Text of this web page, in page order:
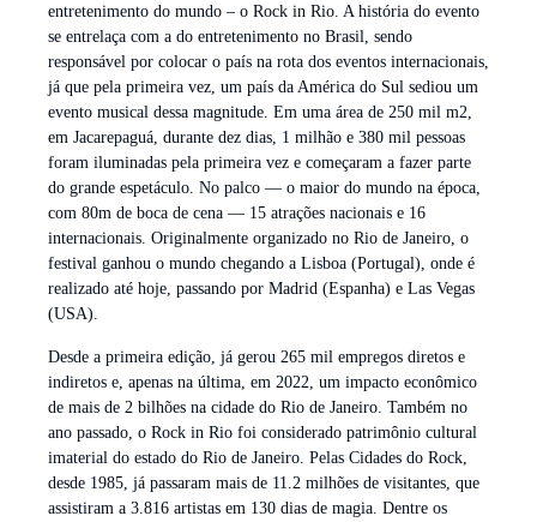
entretenimento do mundo – o Rock in Rio. A história do evento
se entrelaça com a do entretenimento no Brasil, sendo
responsável por colocar o país na rota dos eventos internacionais,
já que pela primeira vez, um país da América do Sul sediou um
evento musical dessa magnitude. Em uma área de 250 mil m2,
em Jacarepaguá, durante dez dias, 1 milhão e 380 mil pessoas
foram iluminadas pela primeira vez e começaram a fazer parte
do grande espetáculo. No palco — o maior do mundo na época,
com 80m de boca de cena — 15 atrações nacionais e 16
internacionais. Originalmente organizado no Rio de Janeiro, o
festival ganhou o mundo chegando a Lisboa (Portugal), onde é
realizado até hoje, passando por Madrid (Espanha) e Las Vegas
(USA).
Desde a primeira edição, já gerou 265 mil empregos diretos e
indiretos e, apenas na última, em 2022, um impacto econômico
de mais de 2 bilhões na cidade do Rio de Janeiro. Também no
ano passado, o Rock in Rio foi considerado patrimônio cultural
imaterial do estado do Rio de Janeiro. Pelas Cidades do Rock,
desde 1985, já passaram mais de 11.2 milhões de visitantes, que
assistiram a 3.816 artistas em 130 dias de magia. Dentre os